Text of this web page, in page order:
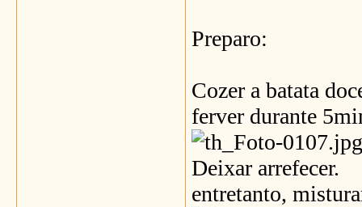
Preparo:
Cozer a batata
ferver durante
Deixar arrefecer.
entretanto,